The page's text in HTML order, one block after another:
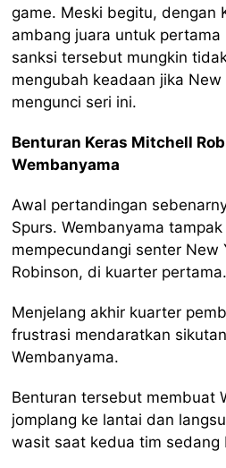
game. Meski begitu, dengan
ambang juara untuk pertama
sanksi tersebut mungkin
mengubah keadaan jika New
mengunci seri ini.
Benturan Keras Mitchell
Wembanyama
Awal pertandingan
Spurs. Wembanyama
mempecundangi senter New
Robinson, di kuarter pertama.
Menjelang akhir kuarter
frustrasi mendaratkan
Wembanyama.
Benturan tersebut membuat
jomplang ke lantai dan
wasit saat kedua tim sedang